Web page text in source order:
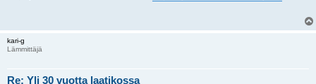
kari-g
Lämmittäjä
Re: Yli 30 vuotta laatikossa